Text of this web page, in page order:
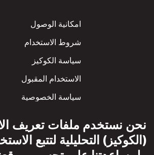
Footer
امكانية الوصول
شروط الاستخدام
سياسة الكوكيز
الاستخدام المقبول
سياسة الخصوصية
نحن نستخدم ملفات تعريف
(الكوكيز) التحليلية لتتبع